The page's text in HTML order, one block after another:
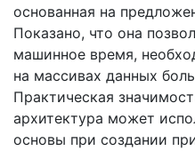
основанная на
Показано, что она
машинное время,
на массивах данных
Практическая
архитектура может
основы при создании